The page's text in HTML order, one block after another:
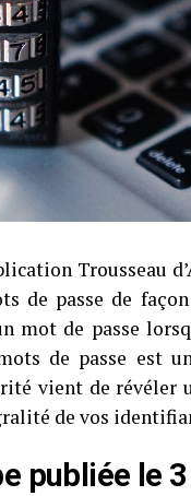
Trousseau
de passe de
mot de passe
de passe est
vient de
de vos
publiée le